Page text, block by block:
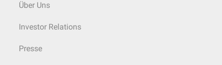
Über Uns
Investor Relations
Presse